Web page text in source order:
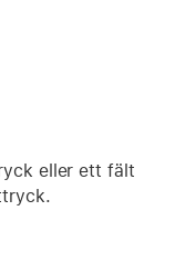
eller ett fält